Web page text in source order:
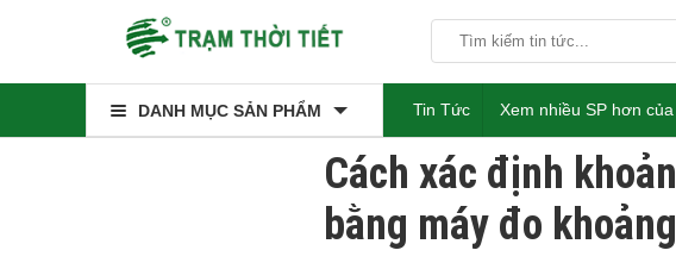
DANH MỤC SẢN PHẨM Tin Tức Xem nhiều SP hơn
Cách xác định
bằng máy đo